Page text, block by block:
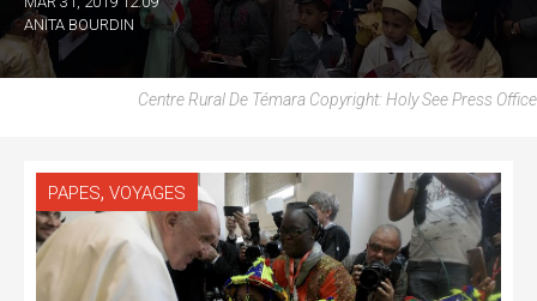
ANITA BOURDIN
Centre Rural De Témara Copyright: Holy See Press Office
PAPES, VOYAGES